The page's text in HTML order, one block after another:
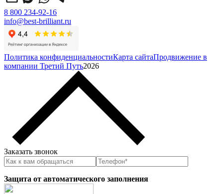
8 800 234-92-16
info@best-brilliant.ru
Политика конфиденциальностиКарта сайтаПродвижение в
компании Третий Путь2026
Заказать звонок
Защита от автоматического заполнения